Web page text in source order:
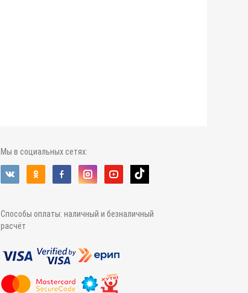
Мы в социальных сетях:
Способы оплаты: наличный и безналичный
расчёт